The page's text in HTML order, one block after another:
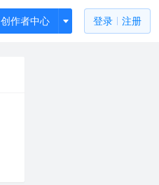
创作者中心 登录 注册